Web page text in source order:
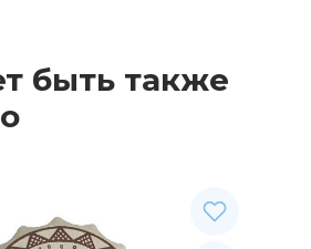
быть также